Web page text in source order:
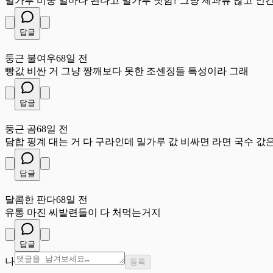
답글
둥근 불여우68일 전
빵값 비싼 거 그냥 짱깨보다 못한 조센징들 특성이라 그래
답글
둥근 곰68일 전
담합 핑계 대는 거 다 구라인데 밀가루 값 비싸면 라면 국수 값
답글
달콤한 판다68일 전
유통 마진 씨발련들이 다 처먹는거지
답글
나 등록